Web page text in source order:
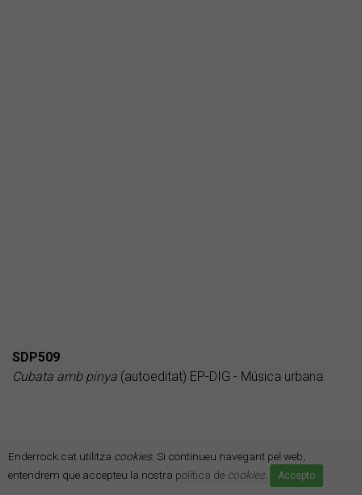
Enderrock.cat utilitza cookies. Si continueu navegant pel web,
entendrem que accepteu la nostra política de cookies. Accepto
SDP509
Cubata amb pinya (autoeditat) EP-DIG - Música urbana